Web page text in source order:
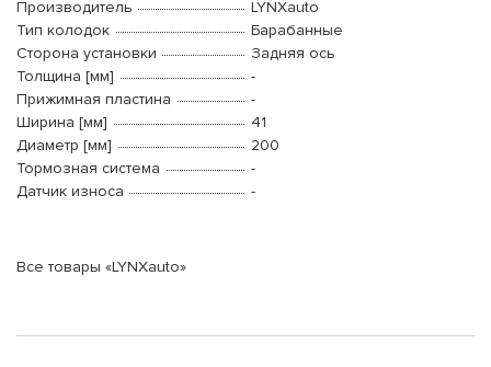
Производитель
LYNXauto
Тип колодок
Барабанные
Сторона установки
Задняя ось
Толщина [мм]
-
Прижимная пластина
-
Ширина [мм]
41
Диаметр [мм]
200
Тормозная система
-
Датчик износа
-
Все товары «LYNXauto»